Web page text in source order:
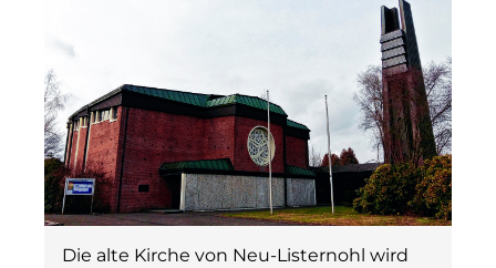
Die alte Kirche von Neu-­Listernohl wird